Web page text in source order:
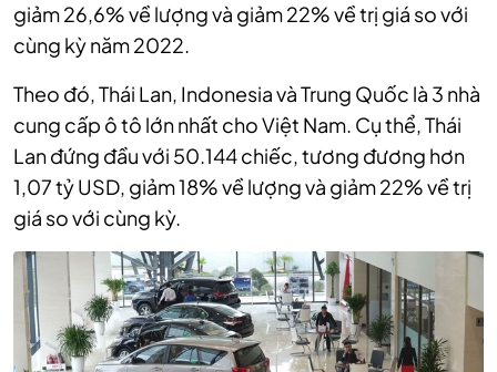
giảm 26,6% về lượng và giảm 22% về trị giá so với
cùng kỳ năm 2022.
Theo đó, Thái Lan, Indonesia và Trung Quốc là 3 nhà
cung cấp ô tô lớn nhất cho Việt Nam. Cụ thể, Thái
Lan đứng đầu với 50.144 chiếc, tương đương hơn
1,07 tỷ USD, giảm 18% về lượng và giảm 22% về trị
giá so với cùng kỳ.